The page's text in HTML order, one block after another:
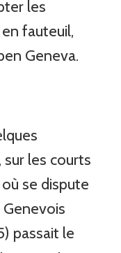
les
fauteuil,
Geneva.
les courts
se dispute
passait le